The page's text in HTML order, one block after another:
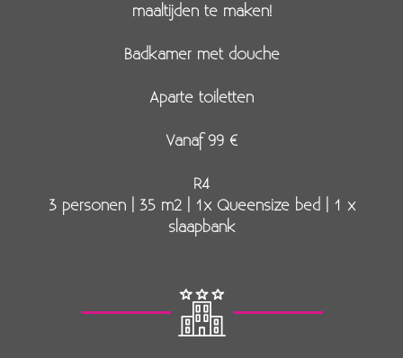
maaltijden te maken!
Badkamer met douche
Aparte toiletten
Vanaf 99 €
R4
3 personen | 35 m2 | 1x Queensize bed | 1 x
slaapbank